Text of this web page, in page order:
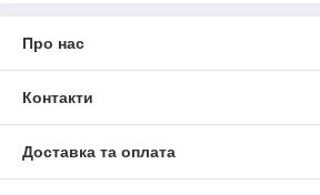
Про нас
Контакти
Доставка та оплата